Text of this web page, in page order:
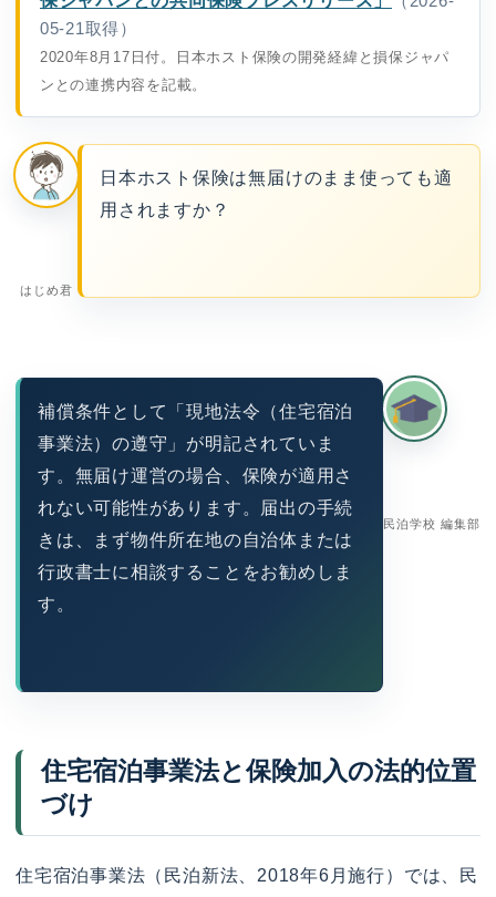
05-21取得）
2020年8月17日付。日本ホスト保険の開発経緯と損保ジャパ
ンとの連携内容を記載。
はじめ君
日本ホスト保険は無届けのまま使っても適
用されますか？
民泊学校 編集部
補償条件として「現地法令（住宅宿泊
事業法）の遵守」が明記されていま
す。無届け運営の場合、保険が適用さ
れない可能性があります。届出の手続
きは、まず物件所在地の自治体または
行政書士に相談することをお勧めしま
す。
住宅宿泊事業法と保険加入の法的位置
づけ
住宅宿泊事業法（民泊新法、2018年6月施行）では、民